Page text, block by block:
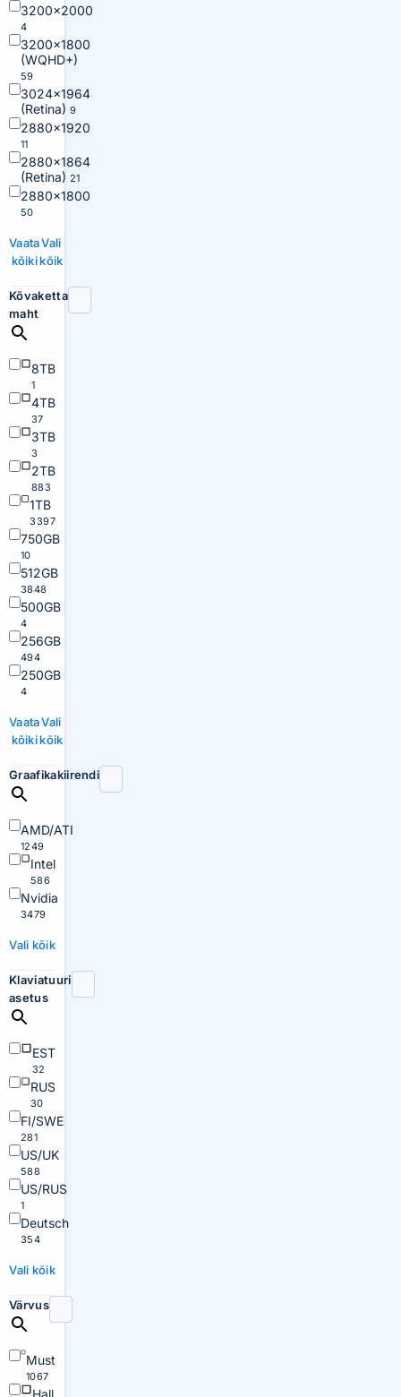
3200×2000
4
3200×1800
(WQHD+)
59
3024×1964
(Retina) 9
2880×1920
11
2880×1864
(Retina) 21
2880×1800
50
Vaata
kõiki
Vali
kõik
Kõvaketta
maht
8TB
1
4TB
37
3TB
3
2TB
883
1TB
3397
750GB
10
512GB
3848
500GB
4
256GB
494
250GB
4
Vaata
kõiki
Vali
kõik
Graafikakiirendi
AMD/ATI
1249
Intel
586
Nvidia
3479
Vali kõik
Klaviatuuri
asetus
EST
32
RUS
30
FI/SWE
281
US/UK
588
US/RUS
1
Deutsch
354
Vali kõik
Värvus
Must
1067
Hall